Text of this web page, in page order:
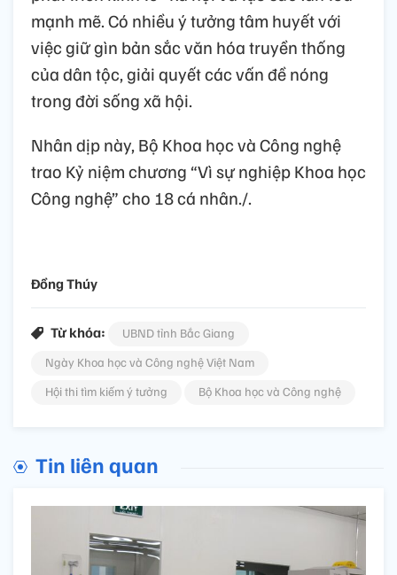
mạnh mẽ. Có nhiều ý tưởng tâm huyết với
việc giữ gìn bản sắc văn hóa truyền thống
của dân tộc, giải quyết các vấn đề nóng
trong đời sống xã hội.
Nhân dịp này, Bộ Khoa học và Công nghệ
trao Kỷ niệm chương “Vì sự nghiệp Khoa học
Công nghệ” cho 18 cá nhân./.
Đồng Thúy
Từ khóa:
UBND tỉnh Bắc Giang
Ngày Khoa học và Công nghệ Việt Nam
Hội thi tìm kiếm ý tưởng
Bộ Khoa học và Công nghệ
Tin liên quan